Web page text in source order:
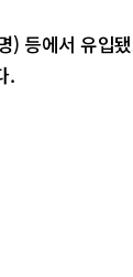
) 등에서 유입
.